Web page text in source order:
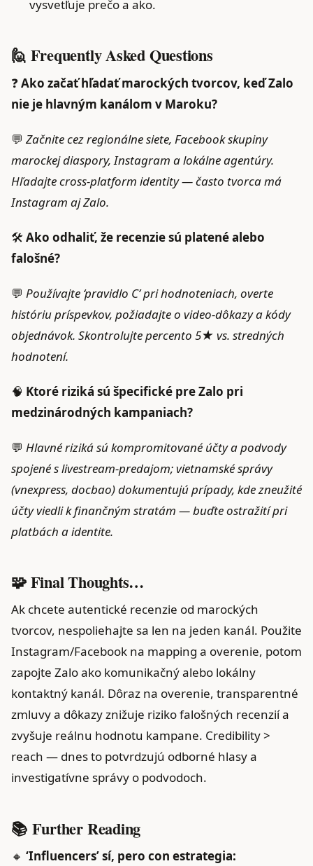
vysvetľuje prečo a ako.
🙋 Frequently Asked Questions
❓Ako začať hľadať marockých tvorcov, keď Zalo
nie je hlavným kanálom v Maroku?
💬 Začnite cez regionálne siete, Facebook skupiny
marockej diaspory, Instagram a lokálne agentúry.
Hľadajte cross‑platform identity — často tvorca má
Instagram aj Zalo.
🛠️ Ako odhaliť, že recenzie sú platené alebo
falošné?
💬 Používajte ‘pravidlo C’ pri hodnoteniach, overte
históriu príspevkov, požiadajte o video‑dôkazy a kódy
objednávok. Skontrolujte percento 5★ vs. stredných
hodnotení.
🧠 Ktoré riziká sú špecifické pre Zalo pri
medzinárodných kampaniach?
💬 Hlavné riziká sú kompromitované účty a podvody
spojené s livestream‑predajom; vietnamské správy
(vnexpress, docbao) dokumentujú prípady, kde zneužité
účty viedli k finančným stratám — buďte ostražití pri
platbách a identite.
🧩 Final Thoughts…
Ak chcete autentické recenzie od marockých
tvorcov, nespoliehajte sa len na jeden kanál. Použite
Instagram/Facebook na mapping a overenie, potom
zapojte Zalo ako komunikačný alebo lokálny
kontaktný kanál. Dôraz na overenie, transparentné
zmluvy a dôkazy znižuje riziko falošných recenzií a
zvyšuje reálnu hodnotu kampane. Credibility >
reach — dnes to potvrdzujú odborné hlasy a
investigatívne správy o podvodoch.
📚 Further Reading
🔸 ‘Influencers’ sí, pero con estrategia: